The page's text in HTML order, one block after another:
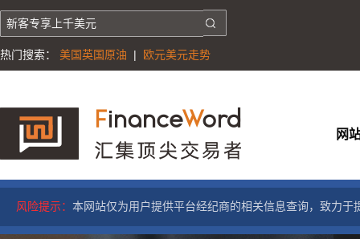
热门搜索： 美国英国原油 | 欧元美元走势
网
风险提示： 本网站仅为用户提供平台经纪商的相关信息查询，致力